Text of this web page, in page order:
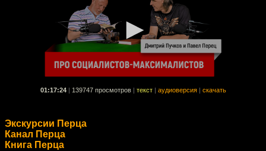
01:17:24 139747 просмотров текст аудиоверсия скачать
Экскурсии Перца
Канал Перца
Книга Перца